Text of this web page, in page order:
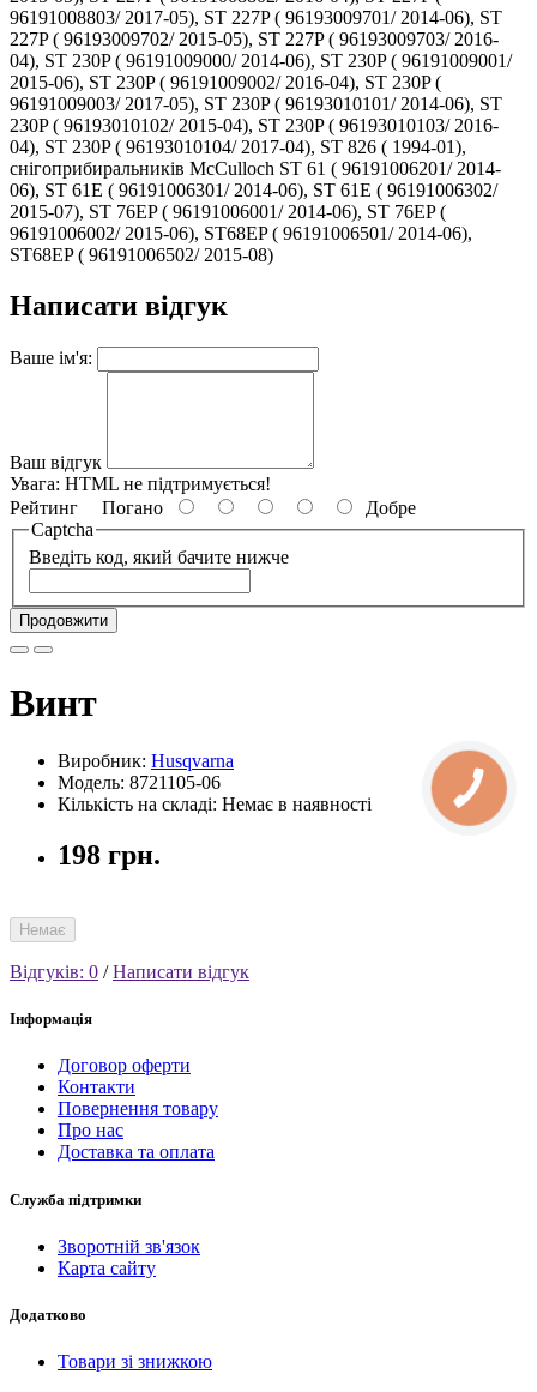
Написати відгук
Ваше ім'я:
Ваш відгук
Увага: HTML не підтримується!
Рейтинг Погано
Добре
Captcha
Введіть код, який бачите нижче
Продовжити
Винт
Виробник: Husqvarna
Модель: 8721105-06
Кількість на складі: Немає в наявності
198 грн.
Немає
Відгуків: 0 /Написати відгук
Інформація
Договор оферти
Контакти
Повернення товару
Про нас
Доставка та оплата
Служба підтримки
Зворотній зв'язок
Карта сайту
Додатково
Товари зі знижкою